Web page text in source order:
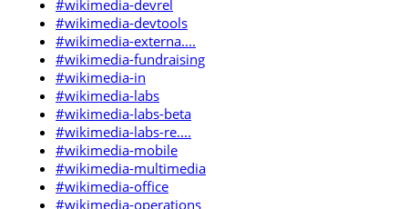
#wikimedia-devrel
#wikimedia-devtools
#wikimedia-externa....
#wikimedia-fundraising
#wikimedia-in
#wikimedia-labs
#wikimedia-labs-beta
#wikimedia-labs-re....
#wikimedia-mobile
#wikimedia-multimedia
#wikimedia-office
#wikimedia-operations